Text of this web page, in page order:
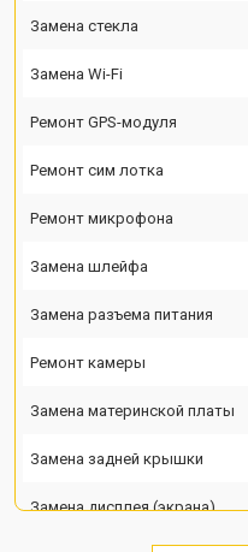
Замена стекла
Замена Wi-Fi
Ремонт GPS-модуля
Ремонт сим лотка
Ремонт микрофона
Замена шлейфа
Замена разъема питания
Ремонт камеры
Замена материнской платы
Замена задней крышки
Замена дисплея (экрана)